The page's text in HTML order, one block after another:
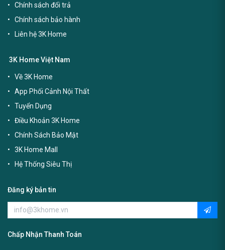
Chính sách đổi trả
Chính sách bảo hành
Liên hệ 3K Home
3K Home Việt Nam
Về 3K Home
App Phối Cảnh Nội Thất
Tuyển Dụng
Điều Khoản 3K Home
Chính Sách Bảo Mật
3K Home Mall
Hệ Thống Siêu Thị
Đăng ký bản tin
Chấp Nhận Thanh Toán